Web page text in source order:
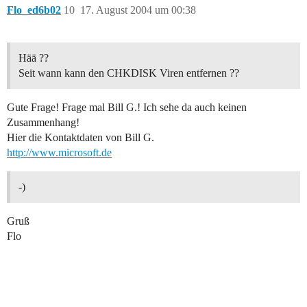
Flo_ed6b02 17. August 2004 um 00:38
10
Hää ??
Seit wann kann den CHKDISK Viren entfernen ??
Gute Frage! Frage mal Bill G.! Ich sehe da auch keinen
Zusammenhang!
Hier die Kontaktdaten von Bill G.
http://www.microsoft.de
-)
Gruß
Flo